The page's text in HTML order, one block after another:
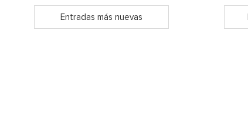
Entradas más nuevas